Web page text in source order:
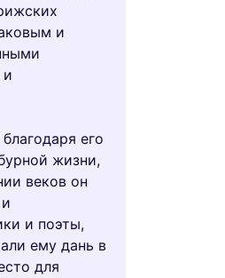
и
и
его
жизни,
веков он
и поэты,
ему дань в
для